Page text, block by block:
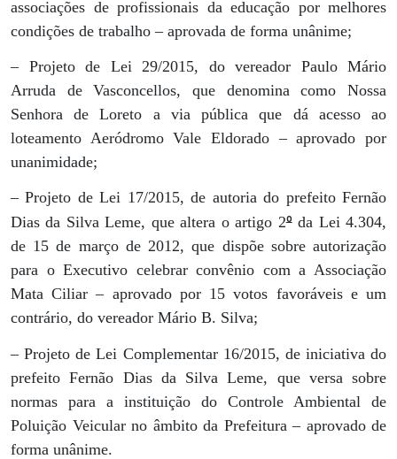
associações de profissionais da educação por melhores
condições de trabalho – aprovada de forma unânime;
– Projeto de Lei 29/2015, do vereador Paulo Mário
Arruda de Vasconcellos, que denomina como Nossa
Senhora de Loreto a via pública que dá acesso ao
loteamento Aeródromo Vale Eldorado – aprovado por
unanimidade;
– Projeto de Lei 17/2015, de autoria do prefeito Fernão
Dias da Silva Leme, que altera o artigo 2ºda Lei 4.304,
de 15 de março de 2012, que dispõe sobre autorização
para o Executivo celebrar convênio com a Associação
Mata Ciliar – aprovado por 15 votos favoráveis e um
contrário, do vereador Mário B. Silva;
– Projeto de Lei Complementar 16/2015, de iniciativa do
prefeito Fernão Dias da Silva Leme, que versa sobre
normas para a instituição do Controle Ambiental de
Poluição Veicular no âmbito da Prefeitura – aprovado de
forma unânime.